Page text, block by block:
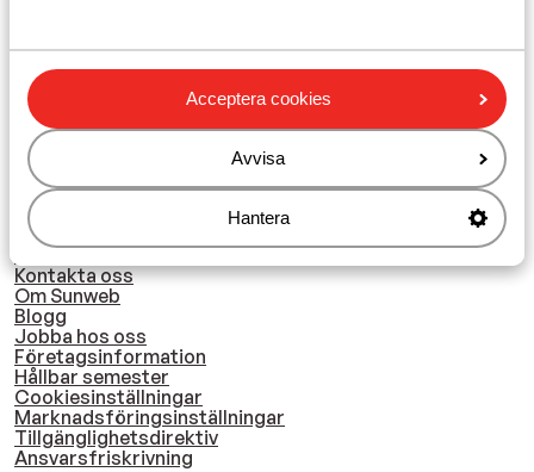
Acceptera cookies
Avvisa
Hantera
Boka nu
Sunweb
Nyhetsbrev
Kontakta oss
Om Sunweb
Blogg
Jobba hos oss
Företagsinformation
Hållbar semester
Cookiesinställningar
Marknadsföringsinställningar
Tillgänglighetsdirektiv
Ansvarsfriskrivning